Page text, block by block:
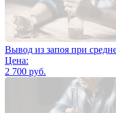
Вывод из запоя при
Цена:
2 700 руб.